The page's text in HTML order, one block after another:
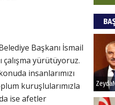
Başkanı İsmail
çalışma yürütüyoruz.
insanlarımızı
kuruşlularımızla
ise afetler
Bu